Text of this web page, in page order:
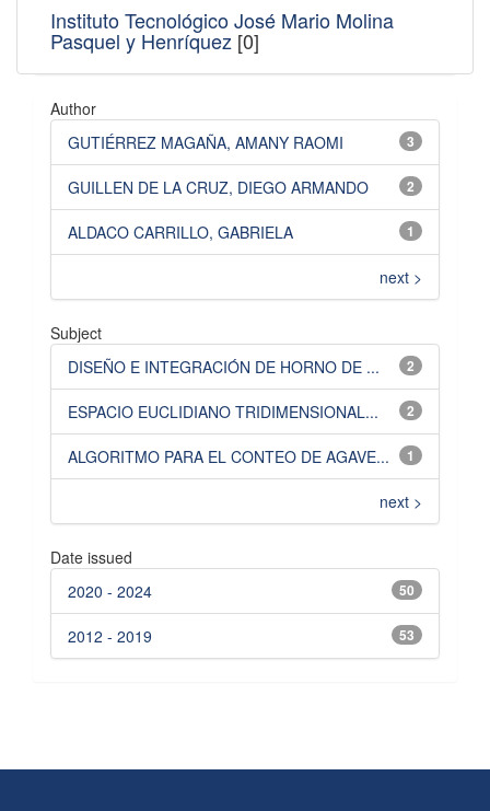
Instituto Tecnológico José Mario Molina
Pasquel y Henríquez [0]
Author
3
GUTIÉRREZ MAGAÑA, AMANY RAOMI
2
GUILLEN DE LA CRUZ, DIEGO ARMANDO
1
ALDACO CARRILLO, GABRIELA
next >
Subject
2
DISEÑO E INTEGRACIÓN DE HORNO DE ...
2
ESPACIO EUCLIDIANO TRIDIMENSIONAL...
1
ALGORITMO PARA EL CONTEO DE AGAVE...
next >
Date issued
50
2020 - 2024
53
2012 - 2019